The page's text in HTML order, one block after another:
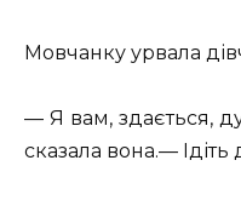
Мовчанку урвала
— Я вам, здається,
сказала вона.—